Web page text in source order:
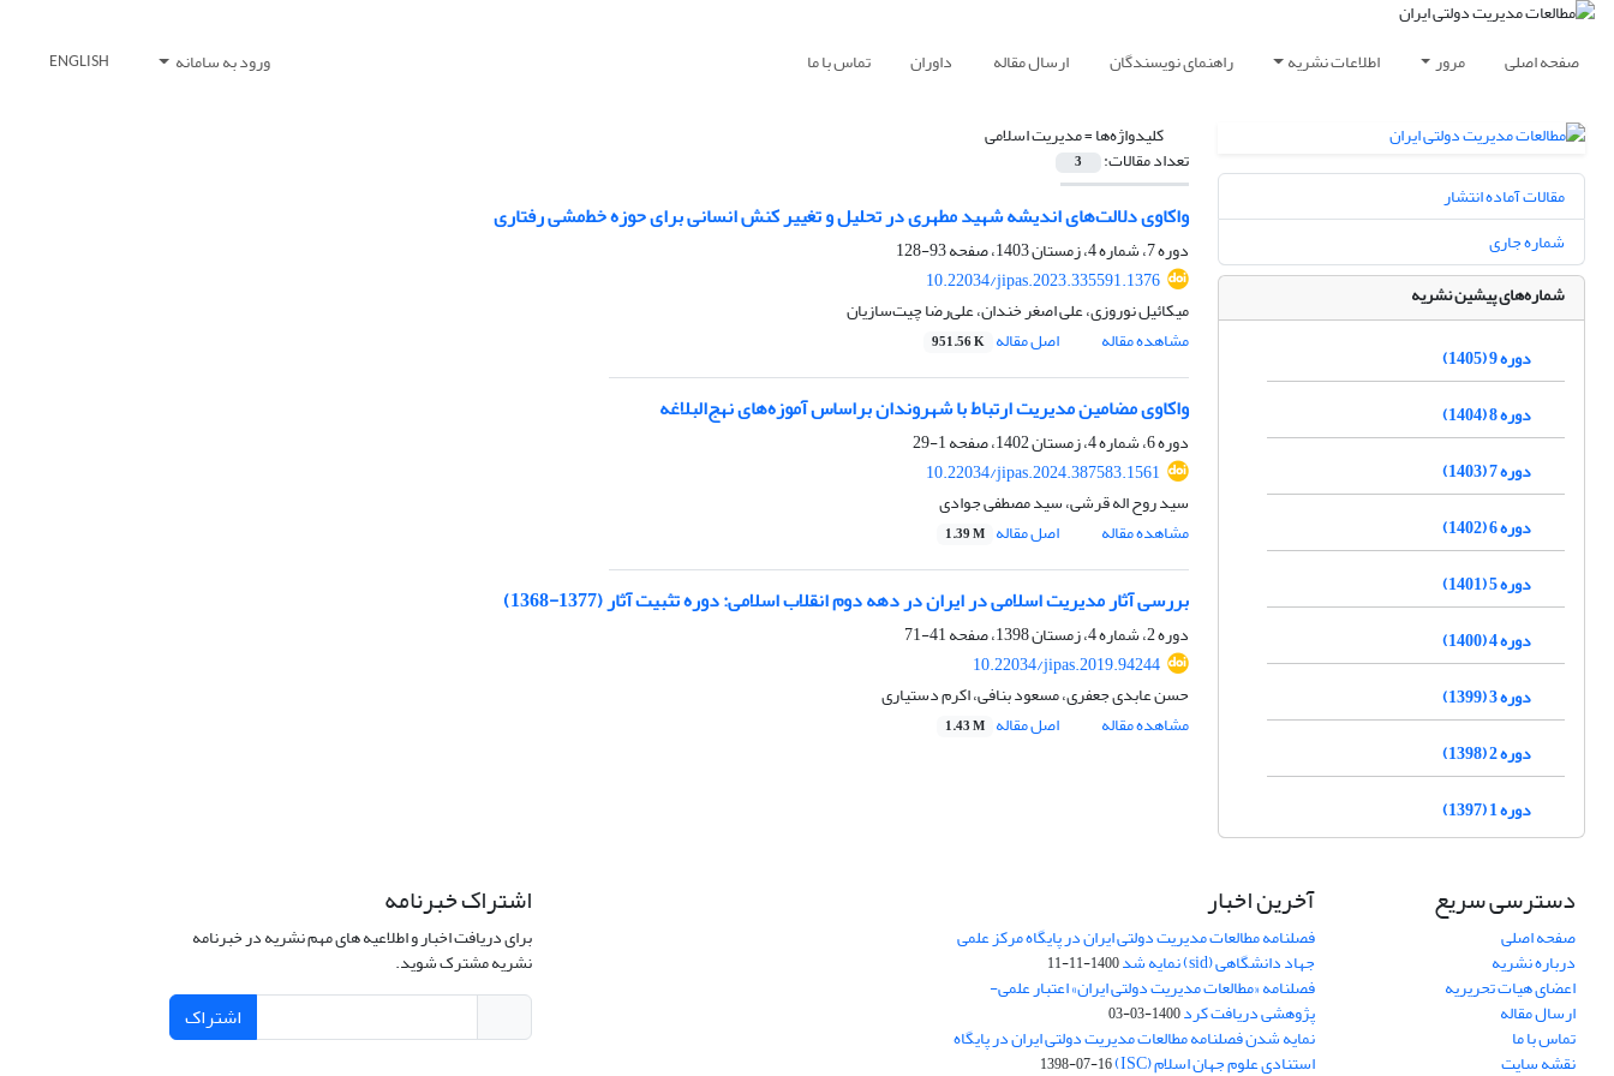
صفحه اصلی مرور اطلاعات نشریه راهنمای نویسندگان ارسال مقاله داوران تماس با ما ورود به سامانه ENGLISH
کلیدواژه‌ها =مدیریت اسلامی
تعداد مقالات: 3
واکاوی دلالت‌های اندیشه شهید مطهری در تحلیل و تغییر کنش انسانی برای حوزه خط‌مشی رفتاری
دوره 7، شماره 4، زمستان 1403، صفحه
93-128
10.22034/jipas.2023.335591.1376
میکائیل نوروزی، علی اصغر خندان، علی‌رضا چیت‌سازیان
مشاهده مقاله
اصل مقاله 951.56 K
واکاوی مضامین مدیریت ارتباط با شهروندان براساس آموزه‌های نهج‌البلاغه
دوره 6، شماره 4، زمستان 1402، صفحه
1-29
10.22034/jipas.2024.387583.1561
سید روح اله قرشی، سید مصطفی جوادی
مشاهده مقاله
اصل مقاله 1.39 M
بررسی آثار مدیریت اسلامی در ایران در دهه دوم انقلاب اسلامی: دوره تثبیت آثار (1377-1368)
دوره 2، شماره 4، زمستان 1398، صفحه
41-71
10.22034/jipas.2019.94244
حسن عابدی جعفری، مسعود بنافی، اکرم دستیاری
مشاهده مقاله
اصل مقاله 1.43 M
مقالات آماده انتشار
شماره جاری
شماره‌های پیشین نشریه
دوره 9 (1405)
دوره 8 (1404)
دوره 7 (1403)
دوره 6 (1402)
دوره 5 (1401)
دوره 4 (1400)
دوره 3 (1399)
دوره 2 (1398)
دوره 1 (1397)
دسترسی سریع
صفحه اصلی
درباره نشریه
اعضای هیات تحریریه
ارسال مقاله
تماس با ما
نقشه سایت
آخرین اخبار
فصلنامه مطالعات مدیریت دولتی ایران در پایگاه مرکز علمی
جهاد دانشگاهی (sid) نمایه شد 1400-11-11
فصلنامه «مطالعات مدیریت دولتی ایران» اعتبار علمی-
پژوهشی دریافت کرد1400-03-03
نمایه شدن فصلنامه مطالعات مدیریت دولتی ایران در پایگاه
استنادی علوم جهان اسلام (ISC) 1398-07-16
اشتراک خبرنامه
برای دریافت اخبار و اطلاعیه های مهم نشریه در خبرنامه
نشریه مشترک شوید.
اشتراک